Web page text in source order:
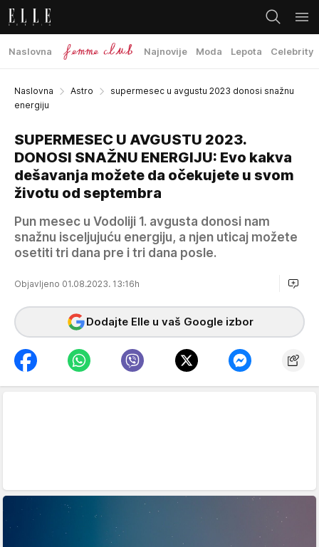
Naslovna Najnovije Moda Lepota Celebrity
Naslovna Astro
supermesec u avgustu 2023 donosi snažnu
energiju
SUPERMESEC U AVGUSTU 2023.
DONOSI SNAŽNU ENERGIJU: Evo kakva
dešavanja možete da očekujete u svom
životu od septembra
Pun mesec u Vodoliji 1. avgusta donosi nam
snažnu isceljujuću energiju, a njen uticaj možete
osetiti tri dana pre i tri dana posle.
Objavljeno 01.08.2023. 13:16h
Dodajte Elle u vaš Google izbor